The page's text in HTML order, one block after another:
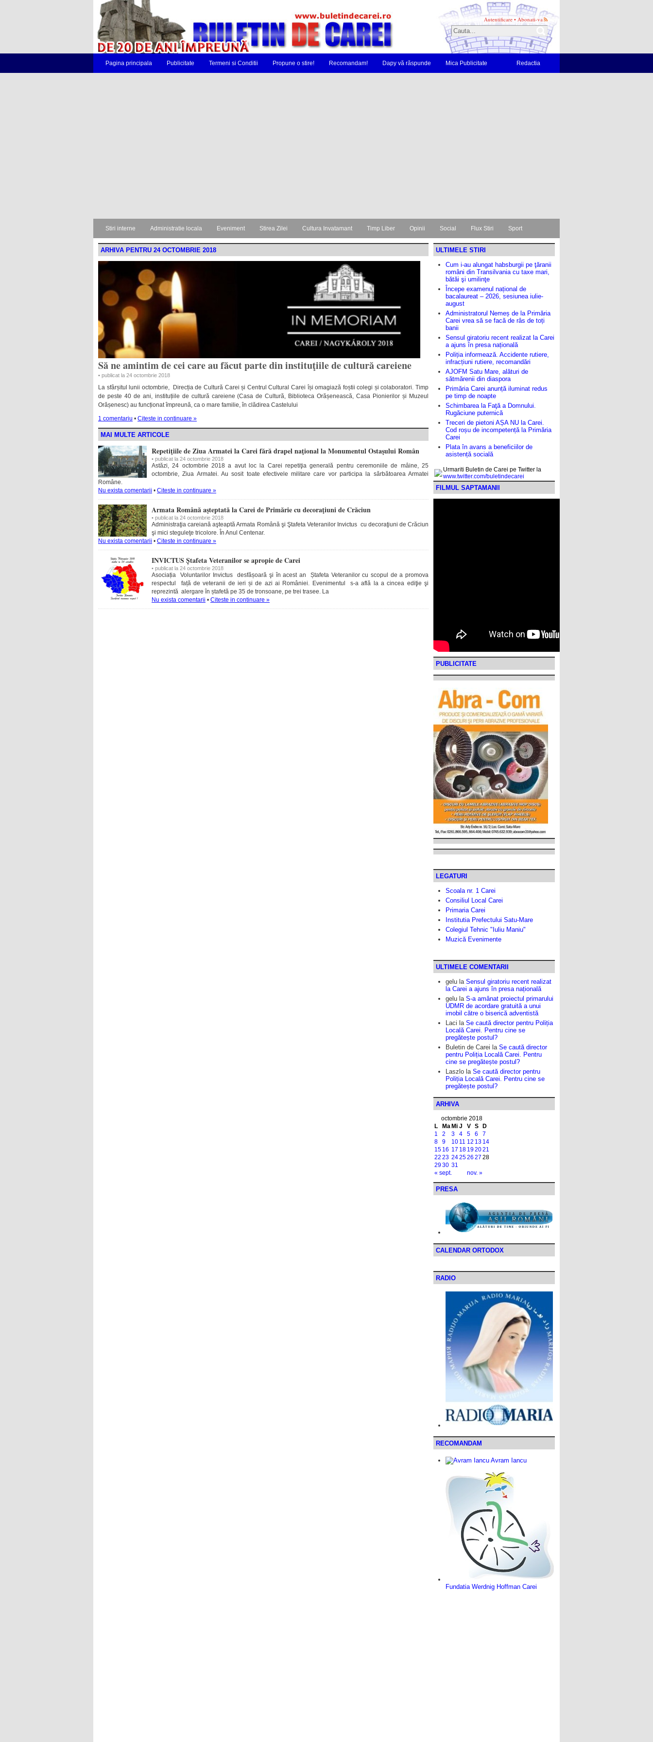
Autentificare • Abonati-va
Pagina principala Publicitate Termeni si Conditii Propune o stire! Recomandam! Dapy vă răspunde Mica Publicitate Redactia
Stiri interne Administratie locala Eveniment Stirea Zilei Cultura Invatamant Timp Liber Opinii Social Flux Stiri Sport
ARHIVA PENTRU 24 OCTOMBRIE 2018
Să ne amintim de cei care au făcut parte din instituţiile de cultură careiene
• publicat la 24 octombrie 2018
La sfârșitul lunii octombrie, Direcția de Cultură Carei și Centrul Cultural Carei își omagiază foștii colegi și colaboratori. Timp
de peste 40 de ani, instituțiile de cultură careiene (Casa de Cultură, Biblioteca Orășenească, Casa Pionierilor și Muzeul
Orășenesc) au funcționat împreună, ca o mare familie, în clădirea Castelului
1 comentariu • Citeste in continuare »
MAI MULTE ARTICOLE
Repetiţiile de Ziua Armatei la Carei fără drapel naţional la Monumentul Ostaşului Român
• publicat la 24 octombrie 2018
Astăzi, 24 octombrie 2018 a avut loc la Carei repetiţia generală pentru ceremoniile de mâine, 25
octombrie, Ziua Armatei. Au sosit toate efectivele militare care vor participa la sărbătoarea Armatei
Române.
Nu exista comentarii • Citeste in continuare »
Armata Română aşteptată la Carei de Primărie cu decoraţiuni de Crăciun
• publicat la 24 octombrie 2018
Administraţia careiană aşteaptă Armata Română şi Ştafeta Veteranilor Invictus cu decoraţiuni de Crăciun
şi mici steguleţe tricolore. În Anul Centenar.
Nu exista comentarii • Citeste in continuare »
INVICTUS Ștafeta Veteranilor se apropie de Carei
• publicat la 24 octombrie 2018
Asociația Voluntarilor Invictus desfășoară şi în acest an Ștafeta Veteranilor cu scopul de a promova
respectul față de veteranii de ieri și de azi ai României. Evenimentul s-a află la a cincea ediţie şi
reprezintă alergare în ștafetă pe 35 de tronsoane, pe trei trasee. La
Nu exista comentarii • Citeste in continuare »
ULTIMELE STIRI
Cum i-au alungat habsburgii pe ţăranii
români din Transilvania cu taxe mari,
bătăi şi umilinţe
Începe examenul național de
bacalaureat – 2026, sesiunea iulie-
august
Administratorul Nemeș de la Primăria
Carei vrea să se facă de râs de toți
banii
Sensul giratoriu recent realizat la Carei
a ajuns în presa națională
Poliția informează. Accidente rutiere,
infracțiuni rutiere, recomandări
AJOFM Satu Mare, alături de
sătmărenii din diaspora
Primăria Carei anunță iluminat redus
pe timp de noapte
Schimbarea la Faţă a Domnului.
Rugăciune puternică
Treceri de pietoni AȘA NU la Carei.
Cod roșu de incompetență la Primăria
Carei
Plata în avans a beneficiilor de
asistență socială
Urmariti Buletin de Carei pe Twitter la
www.twitter.com/buletindecarei
FILMUL SAPTAMANII
PUBLICITATE
LEGATURI
Scoala nr. 1 Carei
Consiliul Local Carei
Primaria Carei
Institutia Prefectului Satu-Mare
Colegiul Tehnic "Iuliu Maniu"
Muzică Evenimente
ULTIMELE COMENTARII
gelu la Sensul giratoriu recent realizat
la Carei a ajuns în presa națională
gelu la S-a amânat proiectul primarului
UDMR de acordare gratuită a unui
imobil către o biserică adventistă
Laci la Se caută director pentru Poliția
Locală Carei. Pentru cine se
pregătește postul?
Buletin de Carei la Se caută director
pentru Poliția Locală Carei. Pentru
cine se pregătește postul?
Laszlo la Se caută director pentru
Poliția Locală Carei. Pentru cine se
pregătește postul?
ARHIVA
octombrie 2018
L
Ma Mi J V S D
« sept. nov. »
1 2 3 4 5 6
7
8
9 10 11 12 13 14
15 16 17 18 192021
22 23 242526 27 28
2930 31
PRESA
CALENDAR ORTODOX
RADIO
RECOMANDAM
Avram Iancu
Fundatia Werdnig Hoffman Carei